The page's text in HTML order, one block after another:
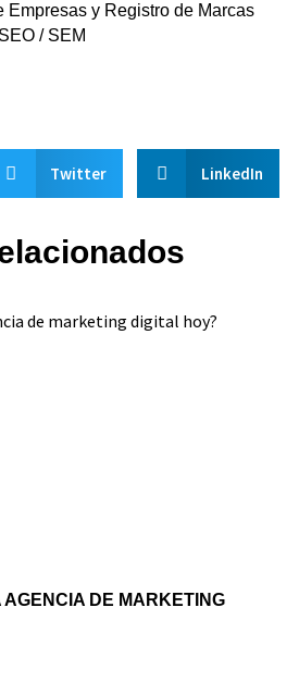
Empresas y Registro de Marcas
/ SEM
Twitter LinkedIn
DE MARKETING